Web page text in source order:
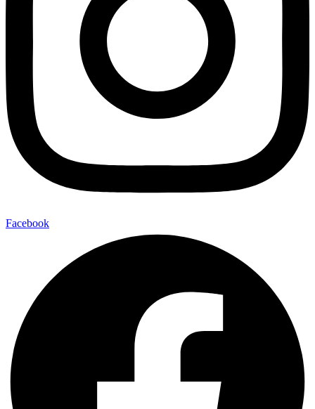
Facebook